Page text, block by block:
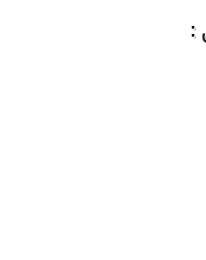
: